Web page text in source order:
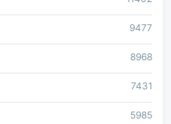
9477
8968
7431
5985